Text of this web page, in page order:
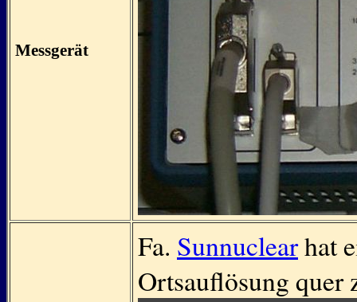
Messgerät
Fa. Sunnuclearhat
Ortsauflösung quer